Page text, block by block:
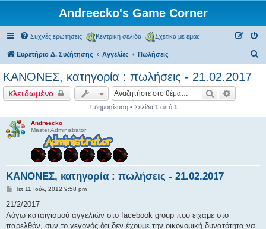
Andreecko's Game Corner
Συχνές ερωτήσεις Κεντρική σελίδα Σχετικά με εμάς
Ευρετήριο Δ. Συζήτησης Αγγελίες Πωλήσεις
η
ΚΑΝΟΝΕΣ, κατηγορία : πωλήσεις - 21.02.2017
Κλειδωμένο Αναζήτηση
1 δημοσίευση • Σελίδα 1 από 1
Andreecko
Master Administrator
ΚΑΝΟΝΕΣ, κατηγορία : πωλήσεις - 21.02.2017
Δ
μ
σ
ί
Τετ 11 Ιούλ, 2012 9:58 pm
21/2/2017
Λόγω καταιγισμού αγγελιών στο facebook group που είχαμε στο
παρελθόν, συν το γεγονός ότι δεν έχουμε την οικονομική δυνατότητα να